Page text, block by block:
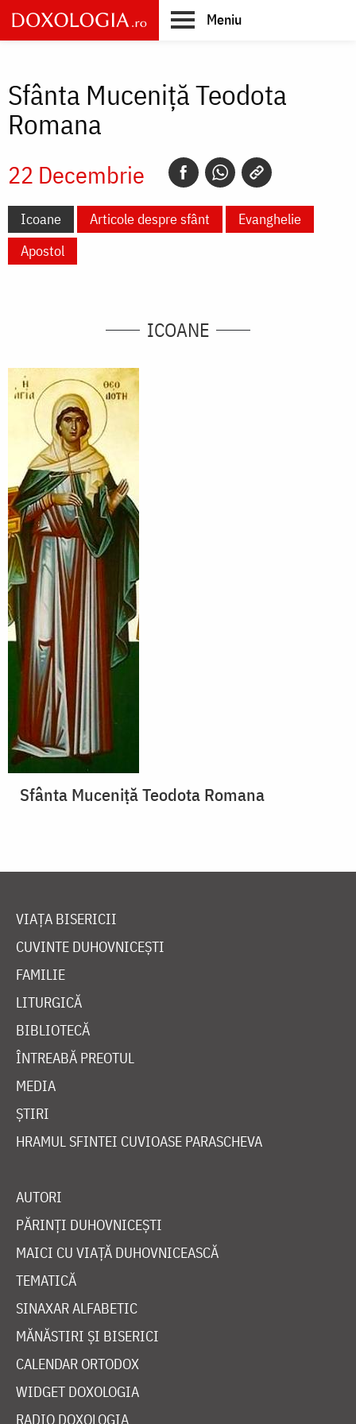
Skip
to
main
Meniu
Sfânta Muceniță Teodota
Romana
22 Decembrie
Icoane Articole despre sfânt
Evanghelie
Apostol
ICOANE
Sfânta Muceniță Teodota Romana
VIAȚA BISERICII
CUVINTE DUHOVNICEȘTI
FAMILIE
LITURGICĂ
BIBLIOTECĂ
ÎNTREABĂ PREOTUL
MEDIA
ȘTIRI
HRAMUL SFINTEI CUVIOASE PARASCHEVA
AUTORI
PĂRINȚI DUHOVNICEȘTI
MAICI CU VIAȚĂ DUHOVNICEASCĂ
TEMATICĂ
SINAXAR ALFABETIC
MĂNĂSTIRI ȘI BISERICI
CALENDAR ORTODOX
WIDGET DOXOLOGIA
RADIO DOXOLOGIA